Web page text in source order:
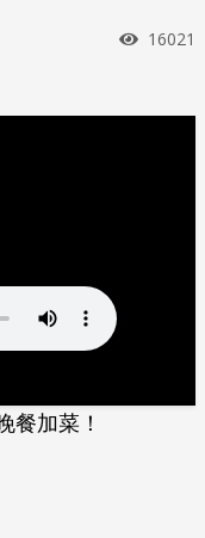
瀏覽次
16021
餐加菜！